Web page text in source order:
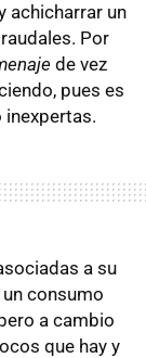
achicharrar un
Por
de vez
pues es
inexpertas.
a su
consumo
a cambio
que hay y